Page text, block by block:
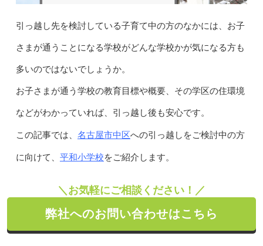
引っ越し先を検討している子育て中の方のなかには、お子
さまが通うことになる学校がどんな学校かが気になる方も
多いのではないでしょうか。
お子さまが通う学校の教育目標や概要、その学区の住環境
などがわかっていれば、引っ越し後も安心です。
この記事では、 名古屋市中区への引っ越しをご検討中の方
に向けて、 平和小学校をご紹介します。
＼お気軽にご相談ください！／
弊社へのお問い合わせはこちら